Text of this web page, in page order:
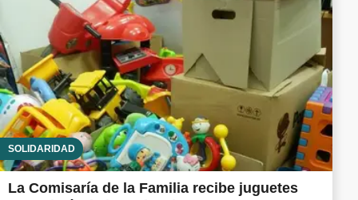
SOLIDARIDAD
La Comisaría de la Familia recibe juguetes